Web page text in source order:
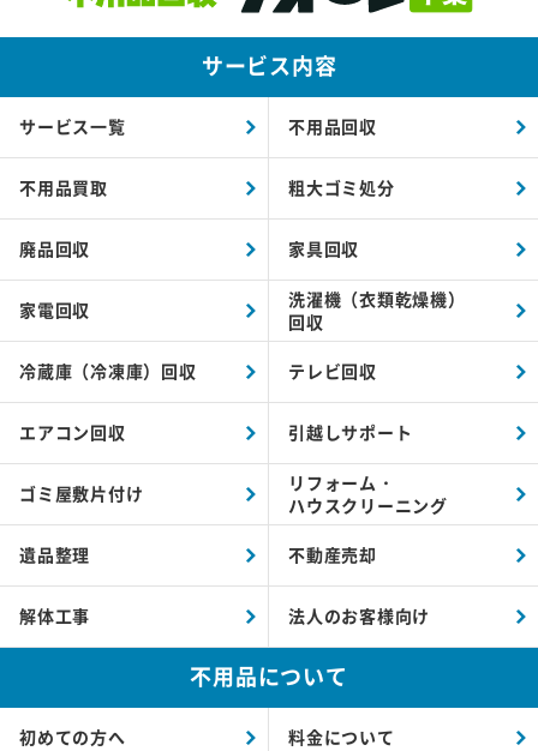
サービス内容
サービス一覧 不用品回収
不用品買取 粗大ゴミ処分
廃品回収 家具回収
家電回収
洗濯機（衣類乾燥機）
回収
冷蔵庫（冷凍庫）回収 テレビ回収
エアコン回収 引越しサポート
ゴミ屋敷片付け
リフォーム・
ハウスクリーニング
遺品整理 不動産売却
解体工事 法人のお客様向け
不用品について
初めての方へ 料金について